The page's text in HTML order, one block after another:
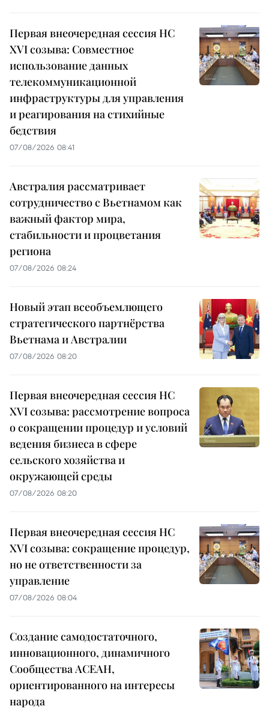
Первая внеочередная сессия НС
XVI созыва: Совместное
использование данных
телекоммуникационной
инфраструктуры для управления
и реагирования на стихийные
бедствия
07/08/2026 08:41
Австралия рассматривает
сотрудничество с Вьетнамом как
важный фактор мира,
стабильности и процветания
региона
07/08/2026 08:24
Новый этап всеобъемлющего
стратегического партнёрства
Вьетнама и Австралии
07/08/2026 08:20
Первая внеочередная сессия НС
XVI созыва: рассмотрение вопроса
о сокращении процедур и условий
ведения бизнеса в сфере
сельского хозяйства и
окружающей среды
07/08/2026 08:20
Первая внеочередная сессия НС
XVI созыва: сокращение процедур,
но не ответственности за
управление
07/08/2026 08:04
Создание самодостаточного,
инновационного, динамичного
Сообщества АСЕАН,
ориентированного на интересы
народа